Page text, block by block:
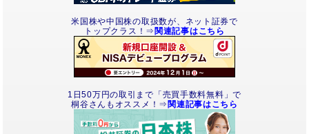
米国株や中国株の取扱数が、ネット証券で
トップクラス！⇒ 関連記事はこちら
1日50万円の取引まで「売買手数料無料」で
桐谷さんもオススメ！⇒ 関連記事はこちら